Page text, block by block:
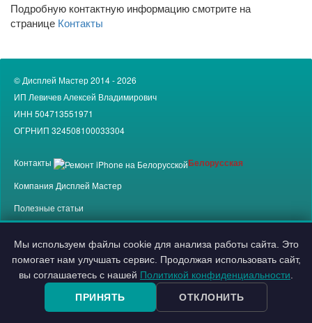
Подробную контактную информацию смотрите на
странице Контакты
© Дисплей Мастер 2014 - 2026
ИП Левичев Алексей Владимирович
ИНН 504713551971
ОГРНИП 324508100033304
Контакты Белорусская
Компания Дисплей Мастер
Полезные статьи
Политика конфиденциальности
Политика использования cookie
Согласие на обработку персональных данных
Согласие на рассылку рекламных материалов
Мы используем файлы cookie для анализа работы сайта. Это
помогает нам улучшать сервис. Продолжая использовать сайт,
вы соглашаетесь с нашей Политикой конфиденциальности
ПРИНЯТЬ
ОТКЛОНИТЬ